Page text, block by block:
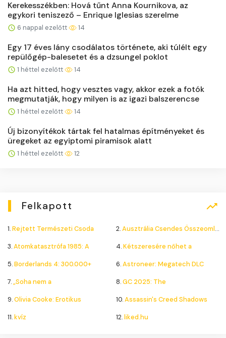
Kerekesszékben: Hová tűnt Anna Kournikova, az
egykori teniszező – Enrique Iglesias szerelme
6 nappal ezelőtt 14
Egy 17 éves lány csodálatos története, aki túlélt egy
repülőgép-balesetet és a dzsungel poklot
1 héttel ezelőtt 14
Ha azt hitted, hogy vesztes vagy, akkor ezek a fotók
megmutatják, hogy milyen is az igazi balszerencse
1 héttel ezelőtt 14
Új bizonyítékok tártak fel hatalmas építményeket és
üregeket az egyiptomi piramisok alatt
1 héttel ezelőtt 12
Felkapott
1.Rejtett Természeti Csoda 2.Ausztrália Csendes Összeomlása
3.Atomkatasztrófa 1985: A 4.Kétszeresére nőhet a
5.Borderlands 4: 300.000+ 6.Astroneer: Megatech DLC
7.„Soha nem a 8.GC 2025: The
9.Olivia Cooke: Erotikus 10.Assassin's Creed Shadows
11.kvíz 12.liked.hu